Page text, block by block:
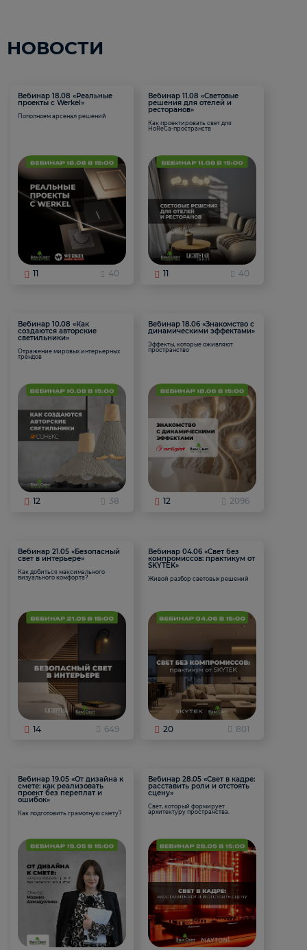
НОВОСТИ
Вебинар 18.08 «Реальные
проекты с Werkel»
Пополняем арсенал решений
11 40
Вебинар 11.08 «Световые
решения для отелей и
ресторанов»
Как проектировать свет для
HoReCa-пространств
11 40
Вебинар 10.08 «Как
создаются авторские
светильники»
Отражение мировых интерьерных
трендов
12 38
Вебинар 18.06 «Знакомство с
динамическими эффектами»
Эффекты, которые оживляют
пространство
12 2096
Вебинар 21.05 «Безопасный
свет в интерьере»
Как добиться максимального
визуального комфорта?
14 649
Вебинар 04.06 «Свет без
компромиссов: практикум от
SKYTEK»
Живой разбор световых решений
20 801
Вебинар 19.05 «От дизайна к
смете: как реализовать
проект без переплат и
ошибок»
Как подготовить грамотную смету?
Вебинар 28.05 «Свет в кадре:
расставить роли и отстоять
сцену»
Свет, который формирует
архитектуру пространства.